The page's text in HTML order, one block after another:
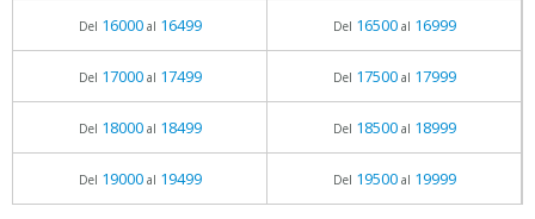
Del 16000al 16499 Del 16500al 16999
Del 17000al 17499 Del 17500al 17999
Del 18000al 18499 Del 18500al 18999
Del 19000al 19499 Del 19500al 19999